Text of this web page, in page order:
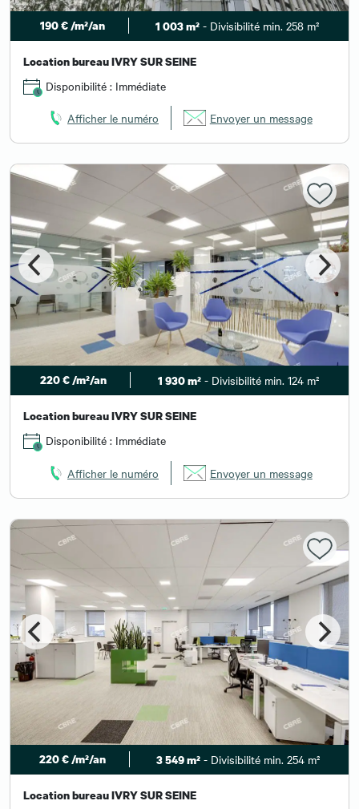
190 € /m²/an 1 003 m² - Divisibilité min. 258 m²
Location bureau IVRY SUR SEINE
Disponibilité : Immédiate
Afficher le numéro Envoyer un message
220 € /m²/an 1 930 m² - Divisibilité min. 124 m²
Location bureau IVRY SUR SEINE
Disponibilité : Immédiate
Afficher le numéro Envoyer un message
220 € /m²/an 3 549 m²- Divisibilité min. 254 m²
Location bureau IVRY SUR SEINE